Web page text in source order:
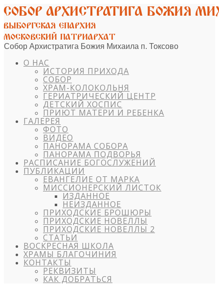
Собор Архистратига Божия Михаила п. Токсово
О НАС
ИСТОРИЯ ПРИХОДА
СОБОР
ХРАМ-КОЛОКОЛЬНЯ
ГЕРИАТРИЧЕСКИЙ ЦЕНТР
ДЕТСКИЙ ХОСПИС
ПРИЮТ МАТЕРИ И РЕБЕНКА
ГАЛЕРЕЯ
ФОТО
ВИДЕО
ПАНОРАМА СОБОРА
ПАНОРАМА ПОДВОРЬЯ
РАСПИСАНИЕ БОГОСЛУЖЕНИЙ
ПУБЛИКАЦИИ
ЕВАНГЕЛИЕ ОТ МАРКА
МИССИОНЕРСКИЙ ЛИСТОК
ИЗДАННОЕ
НЕИЗДАННОЕ
ПРИХОДСКИЕ БРОШЮРЫ
ПРИХОДСКИЕ НОВЕЛЛЫ
ПРИХОДСКИЕ НОВЕЛЛЫ 2
СТАТЬИ
ВОСКРЕСНАЯ ШКОЛА
ХРАМЫ БЛАГОЧИНИЯ
КОНТАКТЫ
РЕКВИЗИТЫ
КАК ДОБРАТЬСЯ